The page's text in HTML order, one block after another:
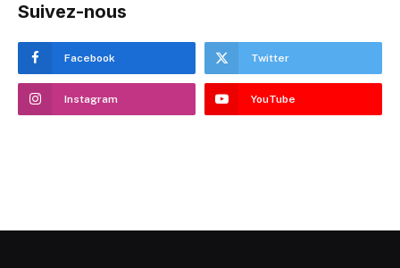
Suivez-nous
Facebook Twitter
Instagram YouTube